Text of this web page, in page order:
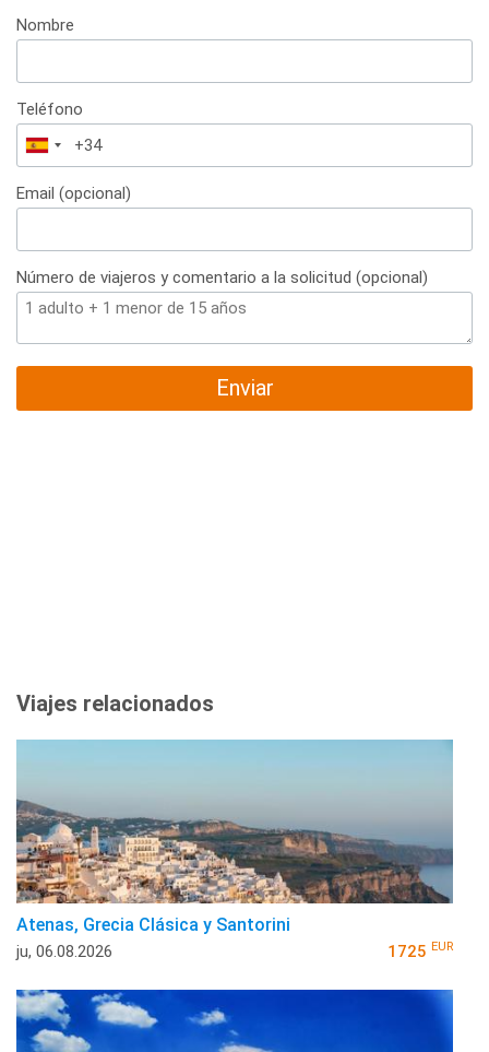
Nombre
Teléfono
España
+34
Email (opcional)
Número de viajeros y comentario a la solicitud (opcional)
Enviar
Viajes relacionados
Atenas, Grecia Clásica y Santorini
ju, 06.08.2026 1725 EUR